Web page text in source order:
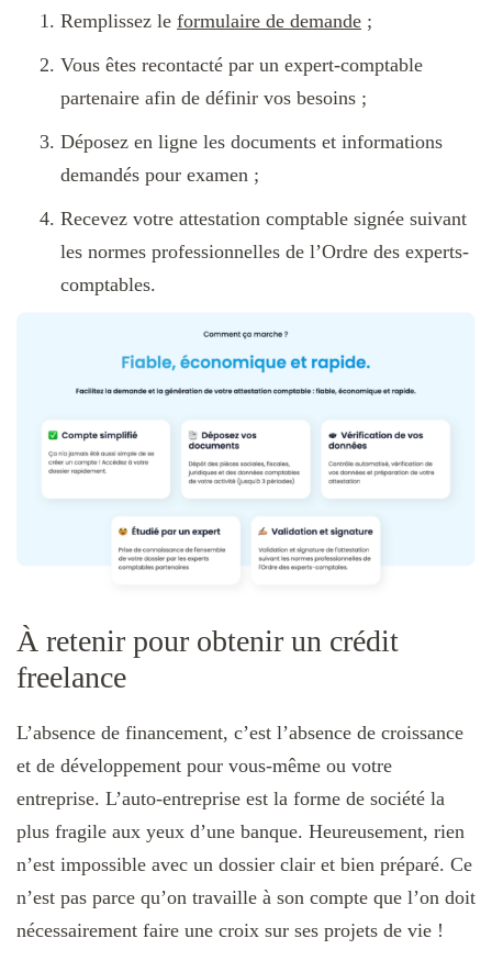
Remplissez le formulaire de demande ;
Vous êtes recontacté par un expert-comptable
partenaire afin de définir vos besoins ;
Déposez en ligne les documents et informations
demandés pour examen ;
Recevez votre attestation comptable signée suivant
les normes professionnelles de l’Ordre des experts-
comptables.
À retenir pour obtenir un crédit
freelance
L’absence de financement, c’est l’absence de croissance
et de développement pour vous-même ou votre
entreprise. L’auto-entreprise est la forme de société la
plus fragile aux yeux d’une banque. Heureusement, rien
n’est impossible avec un dossier clair et bien préparé. Ce
n’est pas parce qu’on travaille à son compte que l’on doit
nécessairement faire une croix sur ses projets de vie !